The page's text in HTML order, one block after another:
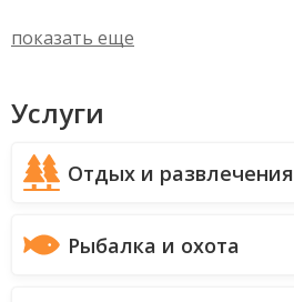
показать еще
Услуги
Отдых и развлечения
Рыбалка и охота